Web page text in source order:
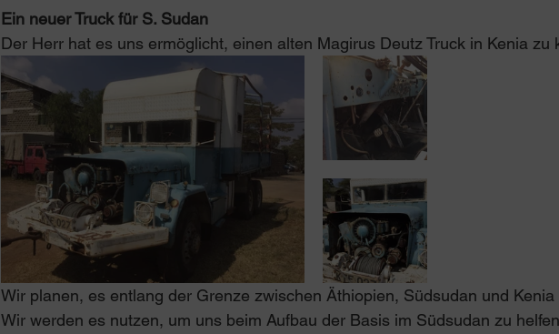
Ein neuer Truck für S. Sudan
Der Herr hat es uns ermöglicht, einen alten Magirus Deutz Truck in Kenia zu
Wir planen, es entlang der Grenze zwischen Äthiopien, Südsudan und
Wir werden es nutzen, um uns beim Aufbau der Basis im Südsudan zu